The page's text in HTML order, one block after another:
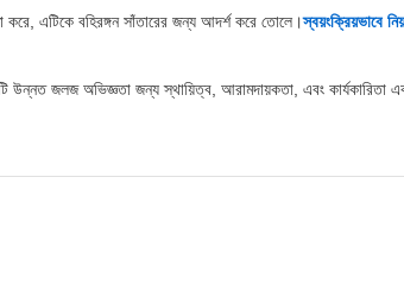
করে, এটিকে বহিরঙ্গন সাঁতারের জন্য আদর্শ করে তোলে।স্বয়ংক্রিয়ভাবে
জলজ অভিজ্ঞতা জন্য স্থায়িত্ব, আরামদায়কতা, এবং কার্যকারিতা